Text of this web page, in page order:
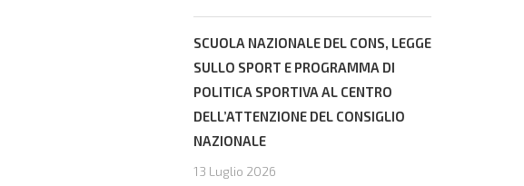
SCUOLA NAZIONALE DEL CONS, LEGGE
SULLO SPORT E PROGRAMMA DI
POLITICA SPORTIVA AL CENTRO
DELL’ATTENZIONE DEL CONSIGLIO
NAZIONALE
13 Luglio 2026